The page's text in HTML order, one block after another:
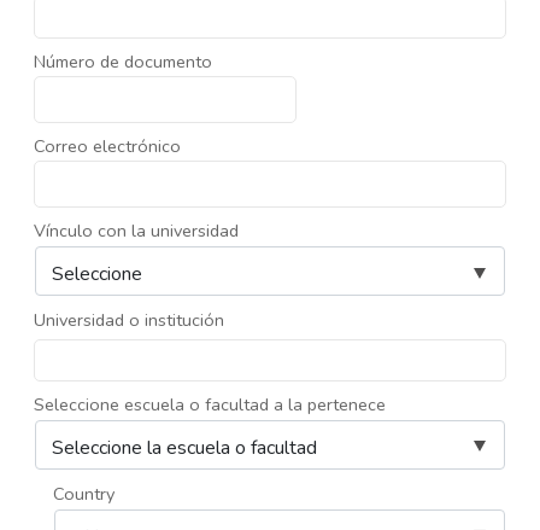
Número de documento
Correo electrónico
Vínculo con la universidad
Universidad o institución
Seleccione escuela o facultad a la pertenece
Country